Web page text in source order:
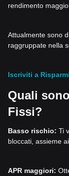
rendimento
Attualmente sono
raggruppate nella
Iscriviti a
Quali
Fissi?
Basso rischio: Ti
bloccati, assieme
APR maggiori: